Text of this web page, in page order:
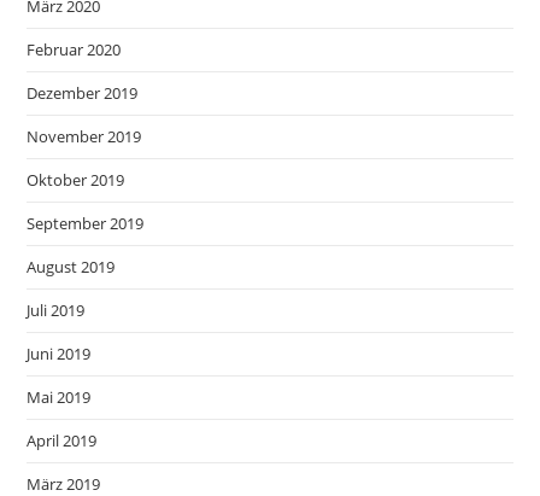
März 2020
Februar 2020
Dezember 2019
November 2019
Oktober 2019
September 2019
August 2019
Juli 2019
Juni 2019
Mai 2019
April 2019
März 2019